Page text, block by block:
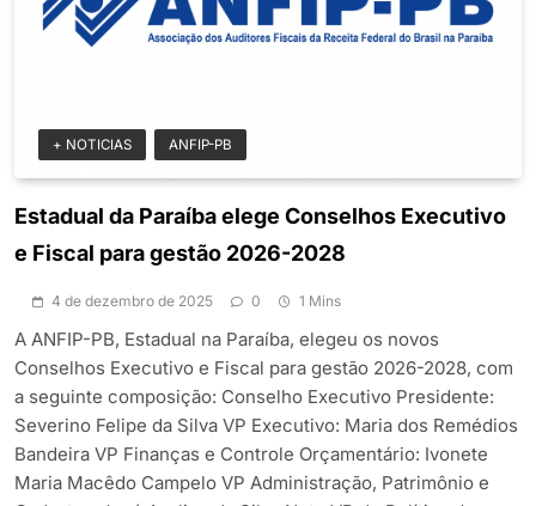
+ NOTICIAS ANFIP-PB
Estadual da Paraíba elege Conselhos Executivo
e Fiscal para gestão 2026-2028
4 de dezembro de 2025 0 1 Mins
A ANFIP-PB, Estadual na Paraíba, elegeu os novos
Conselhos Executivo e Fiscal para gestão 2026-2028, com
a seguinte composição: Conselho Executivo Presidente:
Severino Felipe da Silva VP Executivo: Maria dos Remédios
Bandeira VP Finanças e Controle Orçamentário: Ivonete
Maria Macêdo Campelo VP Administração, Patrimônio e